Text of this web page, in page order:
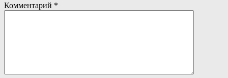
Комментарий *